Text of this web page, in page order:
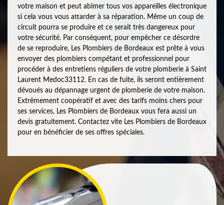
votre maison et peut abîmer tous vos appareilles électronique
si cela vous vous attarder à sa réparation. Même un coup de
circuit pourra se produire et ce serait très dangereux pour
votre sécurité. Par conséquent, pour empêcher ce désordre
de se reproduire, Les Plombiers de Bordeaux est prête à vous
envoyer des plombiers compétant et professionnel pour
procéder à des entretiens réguliers de votre plomberie à Saint
Laurent Medoc33112. En cas de fuite, ils seront entièrement
dévoués au dépannage urgent de plomberie de votre maison.
Extrêmement coopératif et avec des tarifs moins chers pour
ses services, Les Plombiers de Bordeaux vous fera aussi un
devis gratuitement. Contactez vite Les Plombiers de Bordeaux
pour en bénéficier de ses offres spéciales.